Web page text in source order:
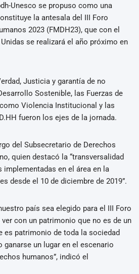
Unesco se propuso como una
la antesala del III Foro
2023 (FMDH23), que con el
se realizará el año próximo en
Justicia y garantía de no
Sostenible, las Fuerzas de
Violencia Institucional y las
fueron los ejes de la jornada.
del Subsecretario de Derechos
quien destacó la “transversalidad
en el área en la
desde el 10 de diciembre de 2019”.
país sea elegido para el III Foro
con un patrimonio que no es de un
patrimonio de toda la sociedad
ganarse un lugar en el escenario
humanos”, indicó el